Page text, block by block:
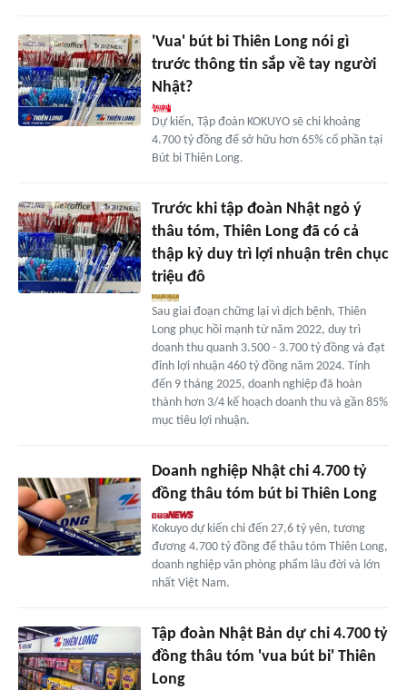
'Vua' bút bi Thiên Long nói gì
trước thông tin sắp về tay người
Nhật?
Dự kiến, Tập đoàn KOKUYO sẽ chi khoảng
4.700 tỷ đồng để sở hữu hơn 65% cổ phần tại
Bút bi Thiên Long.
Trước khi tập đoàn Nhật ngỏ ý
thâu tóm, Thiên Long đã có cả
thập kỷ duy trì lợi nhuận trên chục
triệu đô
Sau giai đoạn chững lại vì dịch bệnh, Thiên
Long phục hồi mạnh từ năm 2022, duy trì
doanh thu quanh 3.500 - 3.700 tỷ đồng và đạt
đỉnh lợi nhuận 460 tỷ đồng năm 2024. Tính
đến 9 tháng 2025, doanh nghiệp đã hoàn
thành hơn 3/4 kế hoạch doanh thu và gần 85%
mục tiêu lợi nhuận.
Doanh nghiệp Nhật chi 4.700 tỷ
đồng thâu tóm bút bi Thiên Long
Kokuyo dự kiến chi đến 27,6 tỷ yên, tương
đương 4.700 tỷ đồng để thâu tóm Thiên Long,
doanh nghiệp văn phòng phẩm lâu đời và lớn
nhất Việt Nam.
Tập đoàn Nhật Bản dự chi 4.700 tỷ
đồng thâu tóm 'vua bút bi' Thiên
Long